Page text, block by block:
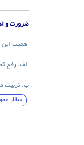
ضرورت و
اهمیت این
الف. رفع
ب. تربیت
سالار عموزاده